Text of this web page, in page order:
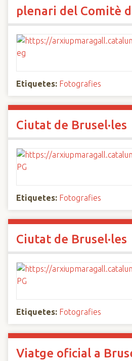
plenari del Comitè
Etiquetes: Fotografies
Ciutat de Brusel·les
Etiquetes: Fotografies
Ciutat de Brusel·les
Etiquetes: Fotografies
Viatge oficial a